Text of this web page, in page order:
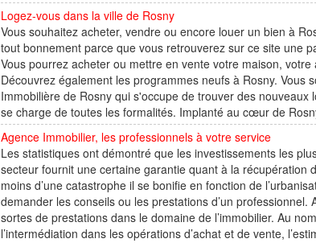
Logez-vous dans la ville de Rosny
Vous souhaitez acheter, vendre ou encore louer un bien à
tout bonnement parce que vous retrouverez sur ce site une
Vous pourrez acheter ou mettre en vente votre maison,
Découvrez également les programmes neufs à Rosny.
Immobilière de Rosny qui s'occupe de trouver des
se charge de toutes les formalités. Implanté au cœur de
Agence Immobilier, les professionnels à votre service
Les statistiques ont démontré que les investissements les
secteur fournit une certaine garantie quant à la
moins d’une catastrophe il se bonifie en fonction de
demander les conseils ou les prestations d’un
sortes de prestations dans le domaine de l’immobilier. Au
l’intermédiation dans les opérations d’achat et de vente,